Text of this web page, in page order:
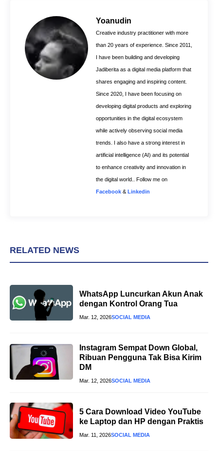
k
e
s
t
A
p
Yoanudin
Creative industry practitioner with more
than 20 years of experience. Since 2011,
I have been building and developing
Jadiberita as a digital media platform that
shares engaging and inspiring content.
Since 2020, I have been focusing on
developing digital products and exploring
opportunities in the digital ecosystem
while actively observing social media
trends. I also have a strong interest in
artificial intelligence (AI) and its potential
to enhance creativity and innovation in
the digital world.. Follow me on
Facebook & Linkedin
RELATED NEWS
WhatsApp Luncurkan Akun Anak
dengan Kontrol Orang Tua
Mar. 12, 2026SOCIAL MEDIA
Instagram Sempat Down Global,
Ribuan Pengguna Tak Bisa Kirim
DM
Mar. 12, 2026SOCIAL MEDIA
5 Cara Download Video YouTube
ke Laptop dan HP dengan Praktis
Mar. 11, 2026SOCIAL MEDIA